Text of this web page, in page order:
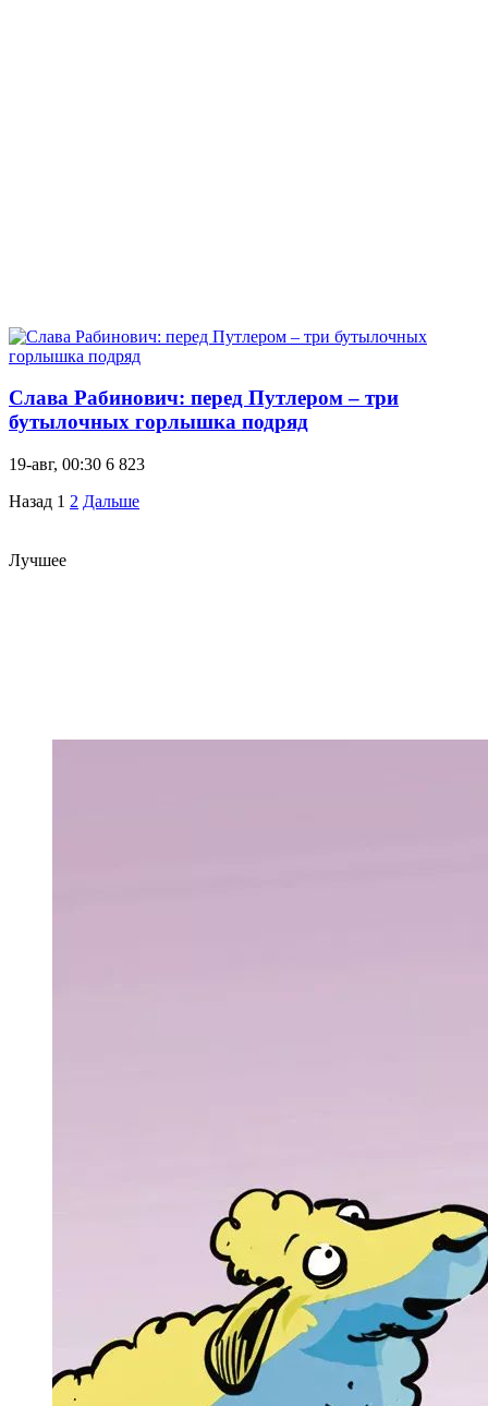
Слава Рабинович: перед Путлером – три
бутылочных горлышка подряд
19-авг, 00:30 6 823
Назад 1 2 Дальше
Лучшее